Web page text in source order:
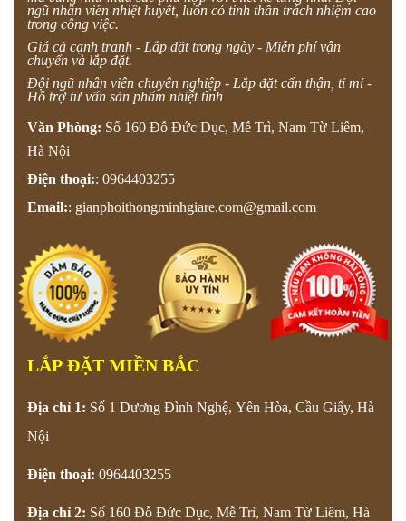
ngũ nhân viên nhiệt huyết, luôn có tinh thần trách nhiệm cao
trong công việc.
Giá cả cạnh tranh - Lắp đặt trong ngày - Miễn phí vận
chuyển và lắp đặt.
Đội ngũ nhân viên chuyên nghiệp - Lắp đặt cẩn thận, tỉ mỉ -
Hỗ trợ tư vấn sản phẩm nhiệt tình
Văn Phòng: Số 160 Đỗ Đức Dục, Mễ Trì, Nam Từ Liêm,
Hà Nội
Điện thoại:: 0964403255
Email:: gianphoithongminhgiare.com@gmail.com
LẮP ĐẶT MIỀN BẮC
Địa chỉ 1: Số 1 Dương Đình Nghệ, Yên Hòa, Cầu Giấy, Hà
Nội
Điện thoại: 0964403255
Địa chỉ 2: Số 160 Đỗ Đức Dục, Mễ Trì, Nam Từ Liêm, Hà